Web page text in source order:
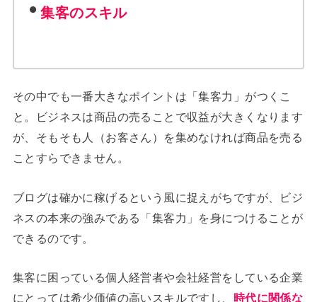
集客のスキル
その中でも一番大きなポイントは「集客力」がつくこ
と。ビジネスは商品の売ることで収益が大きくなります
が、そもそも人（お客さん）を集めなければ商品を売る
ことすらできません。
ブログは確かに稼げるという風に捉えがちですが、ビジ
ネスの本来の強みである「集客力」を身につけることが
できるのです。
集客に困っている個人経営者や会社経営をしている企業
にとっては希少価値の高いスキルですし、 時代に関係な